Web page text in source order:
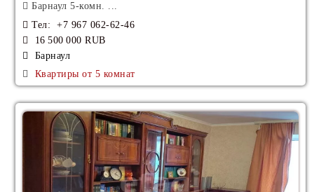
Продажа Британхаус
Аренда Апартаменты
Аренда Элитные Квартиры
Аренда Элитные Коттеджи
Аренда Квартиры Новостройки
Барнаул 5-комн. ...
Тел: +7 967 062-62-46
16 500 000 RUB
Барнаул
Квартиры от 5 комнат